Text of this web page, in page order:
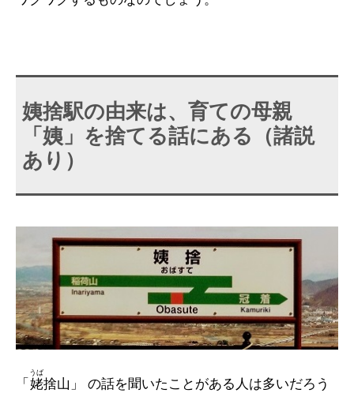
姨捨駅の由来は、育ての母親
「姨」を捨てる話にある（諸説
あり）
「 姥
うば
捨山」 の話を聞いたことがある人は多いだろう